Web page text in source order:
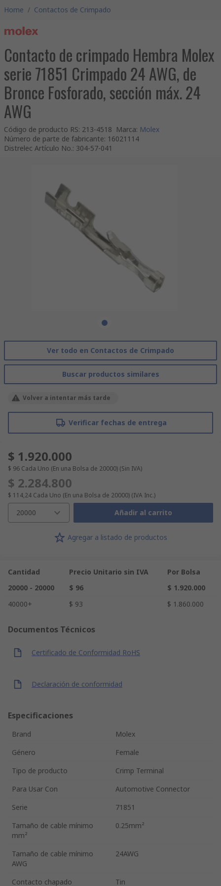
Home / Contactos de Crimpado
Contacto de crimpado Hembra Molex
serie 71851 Crimpado 24 AWG, de
Bronce Fosforado, sección máx. 24
AWG
Código de producto RS: 213-4518 Marca: Molex
Número de parte de fabricante: 16021114
Distrelec Artículo No.: 304-57-041
Ver todo en Contactos de Crimpado
Buscar productos similares
Volver a intentar más tarde
Verificar fechas de entrega
$ 1.920.000
$ 96 Cada Uno (En una Bolsa de 20000) (Sin IVA)
$ 2.284.800
$ 114,24 Cada Uno (En una Bolsa de 20000) (IVA Inc.)
20000 Añadir al carrito
Agregar a listado de productos
Cantidad Precio Unitario sin IVA
Por Bolsa
20000 - 20000
$ 96
$ 1.920.000
40000+
$ 93 $ 1.860.000
Documentos Técnicos
Certificado de Conformidad RoHS
Declaración de conformidad
Especificaciones
Brand
Molex
Género
Female
Tipo de producto
Crimp Terminal
Para Usar Con
Automotive Connector
Serie
71851
Tamaño de cable mínimo
mm²
0.25mm²
Tamaño de cable mínimo
AWG
24AWG
Contacto chapado Tin